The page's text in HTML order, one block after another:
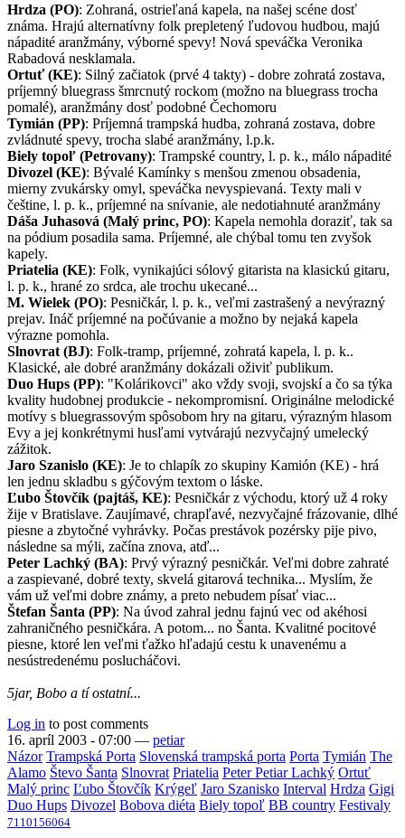
Hrdza (PO): Zohraná, ostrieľaná kapela, na našej scéne dosť
známa. Hrajú alternatívny folk prepletený ľudovou hudbou, majú
nápadité aranžmány, výborné spevy! Nová speváčka Veronika
Rabadová nesklamala.
Ortuť (KE): Silný začiatok (prvé 4 takty) - dobre zohratá zostava,
príjemný bluegrass šmrcnutý rockom (možno na bluegrass trocha
pomalé), aranžmány dosť podobné Čechomoru
Tymián (PP): Príjemná trampská hudba, zohraná zostava, dobre
zvládnuté spevy, trocha slabé aranžmány, l.p.k.
Biely topoľ (Petrovany): Trampské country, l. p. k., málo nápadité
Divozel (KE): Bývalé Kamínky s menšou zmenou obsadenia,
mierny zvukársky omyl, speváčka nevyspievaná. Texty mali v
češtine, l. p. k., príjemné na snívanie, ale nedotiahnuté aranžmány
Dáša Juhasová (Malý princ, PO): Kapela nemohla doraziť, tak sa
na pódium posadila sama. Príjemné, ale chýbal tomu ten zvyšok
kapely.
Priatelia (KE): Folk, vynikajúci sólový gitarista na klasickú gitaru,
l. p. k., hrané zo srdca, ale trochu ukecané...
M. Wielek (PO): Pesničkár, l. p. k., veľmi zastrašený a nevýrazný
prejav. Ináč príjemné na počúvanie a možno by nejaká kapela
výrazne pomohla.
Slnovrat (BJ): Folk-tramp, príjemné, zohratá kapela, l. p. k..
Klasické, ale dobré aranžmány dokázali oživiť publikum.
Duo Hups (PP): "Kolárikovci" ako vždy svoji, svojskí a čo sa týka
kvality hudobnej produkcie - nekompromisní. Originálne melodické
motívy s bluegrassovým spôsobom hry na gitaru, výrazným hlasom
Evy a jej konkrétnymi husľami vytvárajú nezvyčajný umelecký
zážitok.
Jaro Szanislo (KE): Je to chlapík zo skupiny Kamión (KE) - hrá
len jednu skladbu s gýčovým textom o láske.
Ľubo Štovčík (pajtáš, KE): Pesničkár z východu, ktorý už 4 roky
žije v Bratislave. Zaujímavé, chrapľavé, nezvyčajné frázovanie, dlhé
piesne a zbytočné vyhrávky. Počas prestávok pozérsky pije pivo,
následne sa mýli, začína znova, atď...
Peter Lachký (BA): Prvý výrazný pesničkár. Veľmi dobre zahraté
a zaspievané, dobré texty, skvelá gitarová technika... Myslím, že
vám už veľmi dobre známy, a preto nebudem písať viac...
Štefan Šanta (PP): Na úvod zahral jednu fajnú vec od akéhosi
zahraničného pesničkára. A potom... no Šanta. Kvalitné pocitové
piesne, ktoré len veľmi ťažko hľadajú cestu k unavenému a
nesústredenému poslucháčovi.
5jar, Bobo a tí ostatní...
Log in to post comments
16. apríl 2003 - 07:00 — petiar
Názor Trampská Porta Slovenská trampská porta Porta Tymián The
Alamo Števo Šanta Slnovrat Priatelia Peter Petiar Lachký Ortuť
Malý princ Ľubo Štovčík Krýgeľ Jaro Szanisko Interval Hrdza Gigi
Duo Hups Divozel Bobova diéta Biely topoľ BB country Festivaly
7110156064